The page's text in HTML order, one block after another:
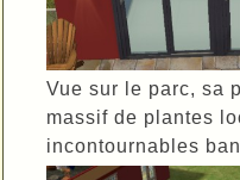
Vue sur le parc, sa
massif de plantes
incontournables